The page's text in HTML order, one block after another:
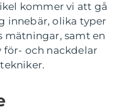
kommer vi att gå
innebär, olika typer
mätningar, samt en
för- och nackdelar